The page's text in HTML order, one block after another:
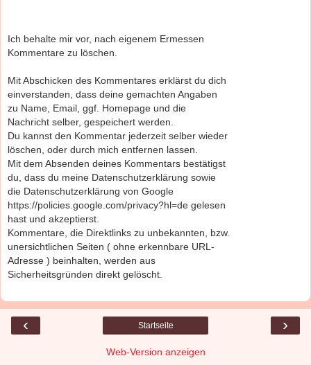
Ich behalte mir vor, nach eigenem Ermessen
Kommentare zu löschen.
Mit Abschicken des Kommentares erklärst du dich
einverstanden, dass deine gemachten Angaben
zu Name, Email, ggf. Homepage und die
Nachricht selber, gespeichert werden.
Du kannst den Kommentar jederzeit selber wieder
löschen, oder durch mich entfernen lassen.
Mit dem Absenden deines Kommentars bestätigst
du, dass du meine Datenschutzerklärung sowie
die Datenschutzerklärung von Google
https://policies.google.com/privacy?hl=de gelesen
hast und akzeptierst.
Kommentare, die Direktlinks zu unbekannten, bzw.
unersichtlichen Seiten ( ohne erkennbare URL-
Adresse ) beinhalten, werden aus
Sicherheitsgründen direkt gelöscht.
‹ ›
Startseite
Web-Version anzeigen